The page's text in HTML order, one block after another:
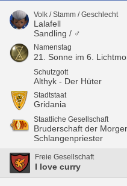
Volk / Stamm / Geschlecht
Lalafell
Sandling / ♂
Namenstag
21. Sonne im 6.
Schutzgott
Althyk - Der Hüter
Stadtstaat
Gridania
Staatliche Gesellschaft
Bruderschaft der
Schlangenpriester
Freie Gesellschaft
I love curry